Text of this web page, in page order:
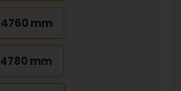
4760 mm
4780 mm